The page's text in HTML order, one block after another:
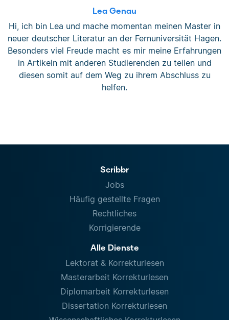
Lea Genau
Hi, ich bin Lea und mache momentan meinen Master in
neuer deutscher Literatur an der Fernuniversität Hagen.
Besonders viel Freude macht es mir meine Erfahrungen
in Artikeln mit anderen Studierenden zu teilen und
diesen somit auf dem Weg zu ihrem Abschluss zu
helfen.
Scribbr
Jobs
Häufig gestellte Fragen
Rechtliches
Korrigierende
Alle Dienste
Lektorat & Korrekturlesen
Masterarbeit Korrekturlesen
Diplomarbeit Korrekturlesen
Dissertation Korrekturlesen